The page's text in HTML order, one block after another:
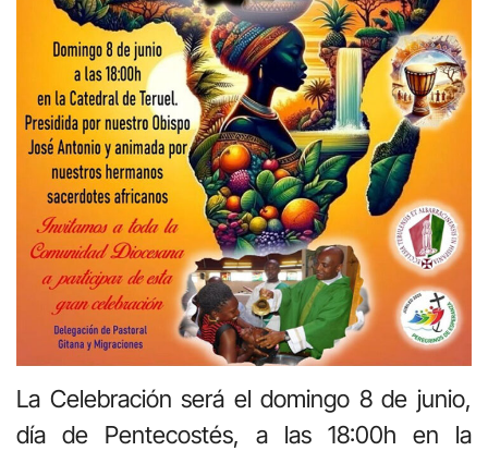
La Celebración será el domingo 8 de junio,
día de Pentecostés, a las 18:00h en la